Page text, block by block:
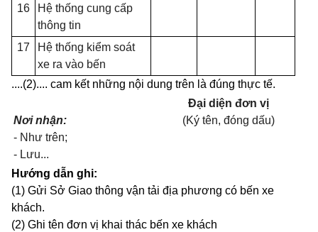
16
Hệ thống cung cấp
thông tin
17
Hệ thống kiểm soát
xe ra vào bến
....(2).... cam kết những nội dung trên là đúng thực tế.
Nơi nhận:
- Như trên;
- Lưu...
Đại diện đơn vị
(Ký tên, đóng dấu)
H ướng dẫn ghi:
(1) Gửi Sở Giao thông vận tải địa phương có bến xe
khách.
(2) Ghi tên đơn vị khai thác bến xe khách